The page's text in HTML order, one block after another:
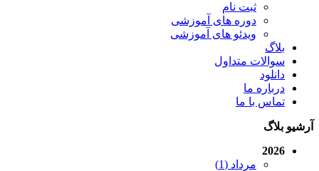
ثبت نام
دوره های آموزشی
ویدئو های آموزشی
بلاگ
سوالات متداول
دانلود
درباره ما
تماس با ما
آرشیو بلاگ
2026
مرداد (1)